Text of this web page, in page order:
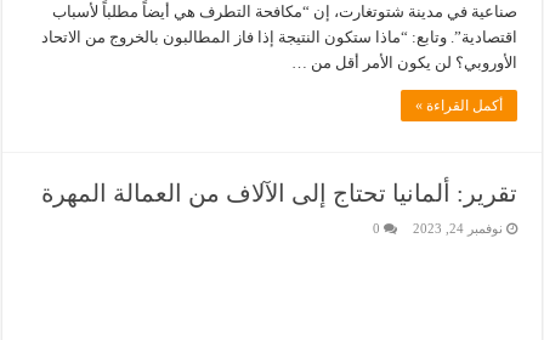
صناعية في مدينة شتوتغارت، إن “مكافحة التطرف هي أيضاً مطلباً لأسباب
اقتصادية”. وتابع: “ماذا ستكون النتيجة إذا فاز المطالبون بالخروج من الاتحاد
الأوروبي؟ لن يكون الأمر أقل من …
أكمل القراءة »
تقرير: ألمانيا تحتاج إلى الآلاف من العمالة المهرة
نوفمبر 24, 2023 0